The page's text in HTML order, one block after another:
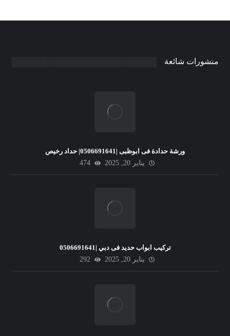
منشورات شائعة
ورشة حدادة فى ابوظبى |0506691641| حداد رخيص
يناير 20, 2025
474
تركيب ابواب حديد فى دبي |0506691641
يناير 20, 2025
292